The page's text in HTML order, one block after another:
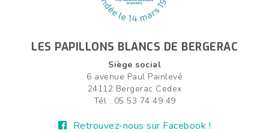
LES PAPILLONS BLANCS DE BERGERAC
Siège social
6 avenue Paul Painlevé
24112 Bergerac Cedex
Tél : 05 53 74 49 49
Retrouvez-nous sur Facebook !